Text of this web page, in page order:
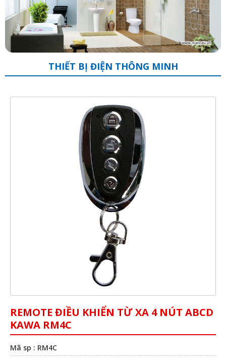
THIẾT BỊ ĐIỆN THÔNG MINH
REMOTE ĐIỀU KHIỂN TỪ XA 4 NÚT ABCD
KAWA RM4C
Mã sp : RM4C